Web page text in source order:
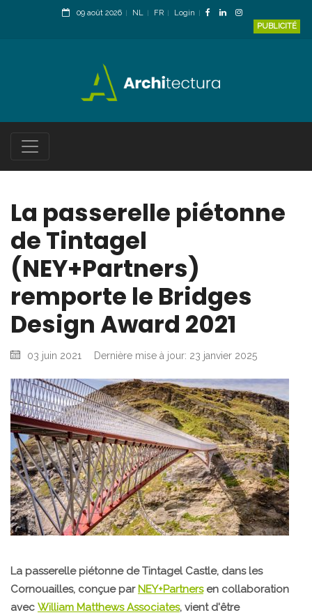
09 août 2026 NL FR
Login
PUBLICITÉ
La passerelle piétonne
de Tintagel
(NEY+Partners)
remporte le Bridges
Design Award 2021
03 juin 2021 Dernière mise à jour: 23 janvier 2025
La passerelle piétonne de Tintagel Castle, dans les
Cornouailles, conçue par NEY+Partnersen collaboration
avec William Matthews Associates, vient d'être